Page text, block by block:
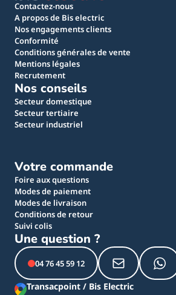
Contactez-nous
A propos de Bis electric
Nos engagements clients
Conformité
Conditions générales de vente
Mentions légales
Recrutement
Nos conseils
Secteur domestique
Secteur tertiaire
Secteur industriel
Votre commande
Foire aux questions
Modes de paiement
Modes de livraison
Conditions de retour
Suivi colis
Une question ?
04 76 45 59 12
Transacpoint / Bis Electric